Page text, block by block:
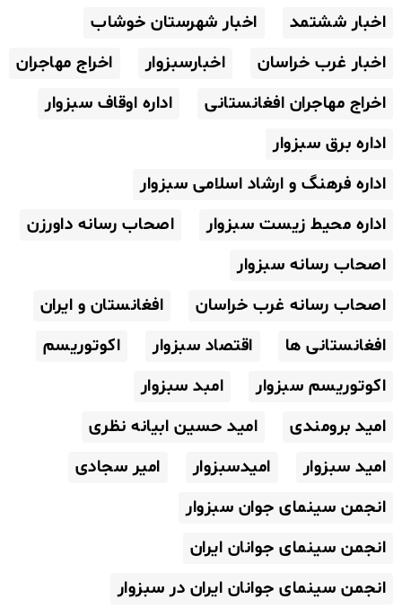
اخبار ششتمد
اخبار شهرستان خوشاب
اخبار غرب خراسان
اخبارسبزوار
اخراج مهاجران
اخراج مهاجران افغانستانی
اداره اوقاف سبزوار
اداره برق سبزوار
اداره فرهنگ و ارشاد اسلامی سبزوار
اداره محیط زیست سبزوار
اصحاب رسانه داورزن
اصحاب رسانه سبزوار
اصحاب رسانه غرب خراسان
افغانستان و ایران
افغانستانی ها
اقتصاد سبزوار
اکوتوریسم
اکوتوریسم سبزوار
امبد سبزوار
امید برومندی
امید حسین ابیانه نظری
امید سبزوار
امیدسبزوار
امیر سجادی
انجمن سینمای جوان سبزوار
انجمن سینمای جوانان ایران
انجمن سینمای جوانان ایران در سبزوار